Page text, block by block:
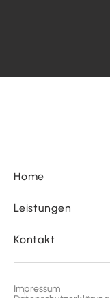
Home
Leistungen
Kontakt
Impressum